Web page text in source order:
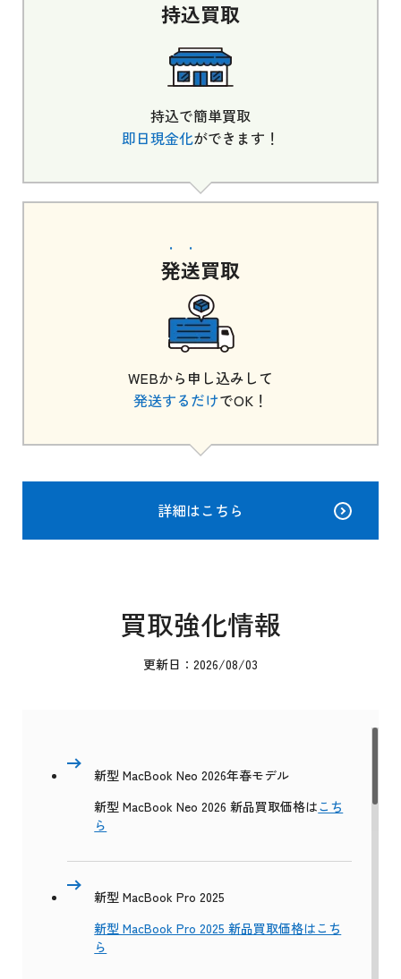
持込買取
持込で簡単買取
即日現金化ができます！
発送買取
WEBから申し込みして
発送するだけでOK！
詳細はこちら
買取強化情報
更新日：2026/08/03
新型 MacBook Neo 2026年春モデル
新型 MacBook Neo 2026 新品買取価格はこち
ら
新型 MacBook Pro 2025
新型 MacBook Pro 2025 新品買取価格はこち
ら